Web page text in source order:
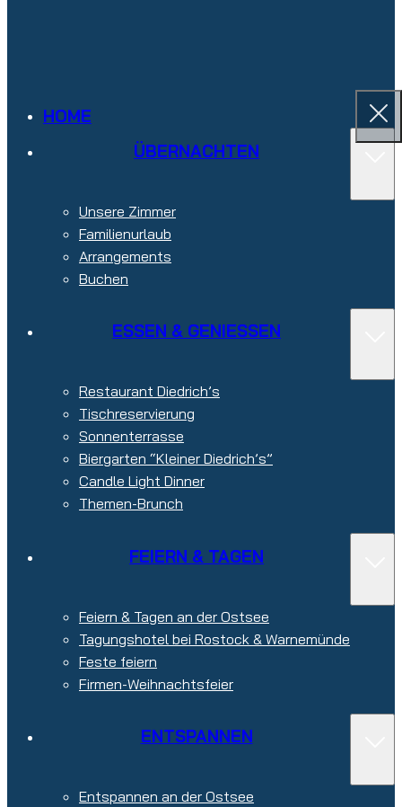
HOME
ÜBERNACHTEN
Unsere Zimmer
Familienurlaub
Arrangements
Buchen
ESSEN & GENIESSEN
Restaurant Diedrich’s
Tischreservierung
Sonnenterrasse
Biergarten “Kleiner Diedrich’s”
Candle Light Dinner
Themen-Brunch
FEIERN & TAGEN
Feiern & Tagen an der Ostsee
Tagungshotel bei Rostock & Warnemünde
Feste feiern
Firmen-Weihnachtsfeier
ENTSPANNEN
Entspannen an der Ostsee